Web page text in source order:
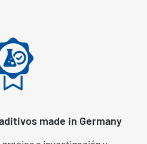
made in Germany